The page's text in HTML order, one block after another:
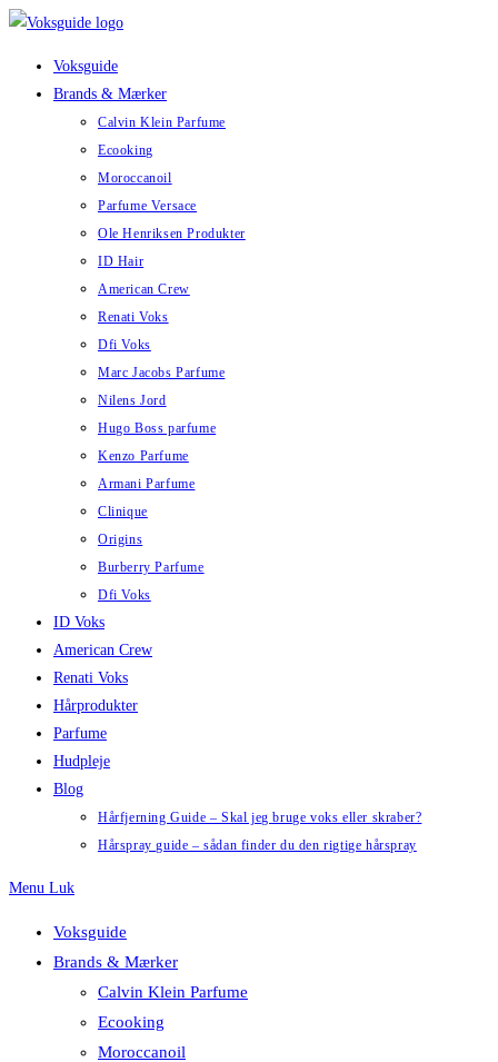
Skip
Voksguide
Brands & Mærker
Calvin Klein Parfume
Ecooking
Moroccanoil
Parfume Versace
Ole Henriksen Produkter
ID Hair
American Crew
Renati Voks
Dfi Voks
Marc Jacobs Parfume
Nilens Jord
Hugo Boss parfume
Kenzo Parfume
Armani Parfume
Clinique
Origins
Burberry Parfume
Dfi Voks
ID Voks
American Crew
Renati Voks
Hårprodukter
Parfume
Hudpleje
Blog
Hårfjerning Guide – Skal jeg bruge voks eller skraber?
Hårspray guide – sådan finder du den rigtige hårspray
Menu Luk
Voksguide
Brands & Mærker
Calvin Klein Parfume
Ecooking
Moroccanoil